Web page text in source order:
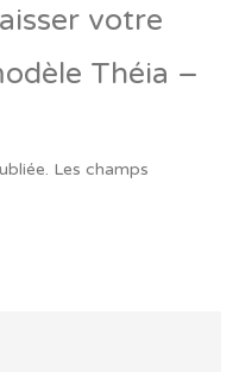
votre
Théia –
Les champs